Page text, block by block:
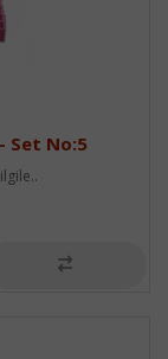
Set No:5